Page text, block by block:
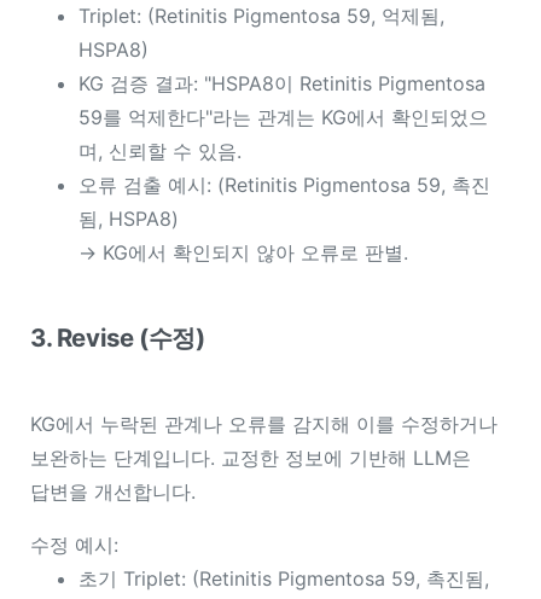
Triplet: (Retinitis Pigmentosa 59, 억제됨,
HSPA8)
KG 검증 결과: "HSPA8이 Retinitis Pigmentosa
59를 억제한다"라는 관계는 KG에서 확인되었으
며, 신뢰할 수 있음.
오류 검출 예시: (Retinitis Pigmentosa 59, 촉진
됨, HSPA8)
→ KG에서 확인되지 않아 오류로 판별.
3. Revise (수정)
KG에서 누락된 관계나 오류를 감지해 이를 수정하거나
보완하는 단계입니다. 교정한 정보에 기반해 LLM은
답변을 개선합니다.
수정 예시:
초기 Triplet: (Retinitis Pigmentosa 59, 촉진됨,